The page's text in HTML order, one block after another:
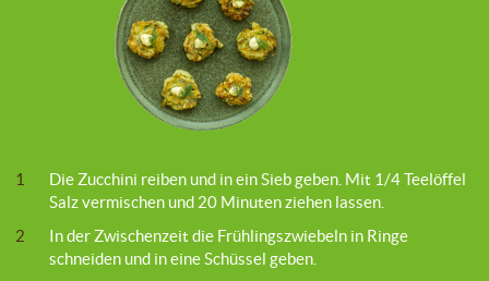
1
Die Zucchini reiben und in ein Sieb geben. Mit 1/4 Teelöffel
Salz vermischen und 20 Minuten ziehen lassen.
2
In der Zwischenzeit die Frühlingszwiebeln in Ringe
schneiden und in eine Schüssel geben.